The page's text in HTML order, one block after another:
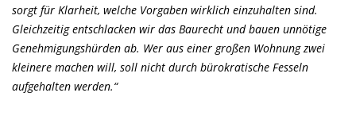
sorgt für Klarheit, welche Vorgaben wirklich einzuhalten sind.
Gleichzeitig entschlacken wir das Baurecht und bauen unnötige
Genehmigungshürden ab. Wer aus einer großen Wohnung zwei
kleinere machen will, soll nicht durch bürokratische Fesseln
aufgehalten werden.“